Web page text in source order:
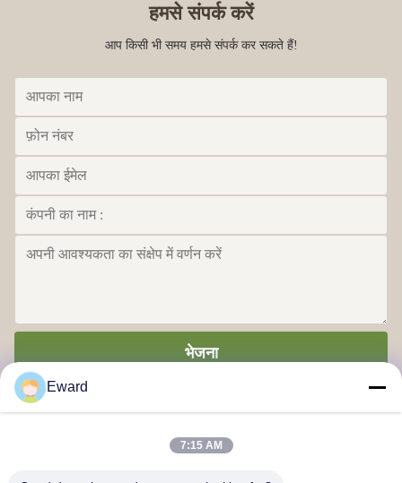
हमसे संपर्क करें
आप किसी भी समय हमसे संपर्क कर सकते हैं!
भेजना
Eward
7:15 AM